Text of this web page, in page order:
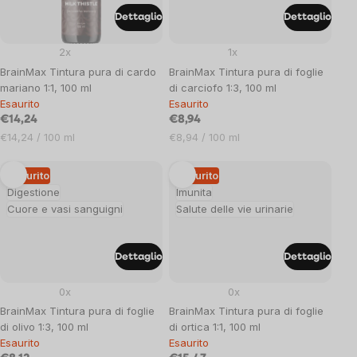
BrainMax Tintura pura di cardo
mariano 1:1, 100 ml
2x
Esaurito
€14,24
Prezzo
€14,24 / 100 ml
Dettaglio
BrainMax Tintura pura di foglie
di carciofo 1:3, 100 ml
1x
Esaurito
€8,94
Prezzo
€8,94 / 100 ml
Dettaglio
Digestione
Cuore e vasi sanguigni
Esaurito
BrainMax Tintura pura di foglie
di olivo 1:3, 100 ml
0x
Esaurito
Dettaglio
Imunita
Salute delle vie urinarie
Esaurito
BrainMax Tintura pura di foglie
di ortica 1:1, 100 ml
0x
Esaurito
Dettaglio